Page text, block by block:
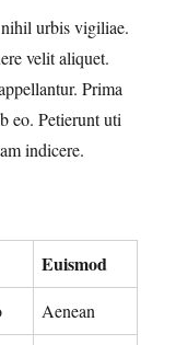
urbis vigiliae.
velit aliquet.
Prima
eo. Petierunt uti
indicere.
Euismod
Aenean